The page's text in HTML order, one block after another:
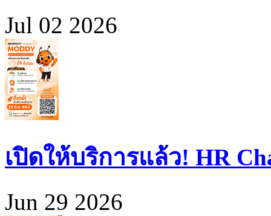
Jul 02 2026
เปิดให้บริการแล้ว! HR
Jun 29 2026